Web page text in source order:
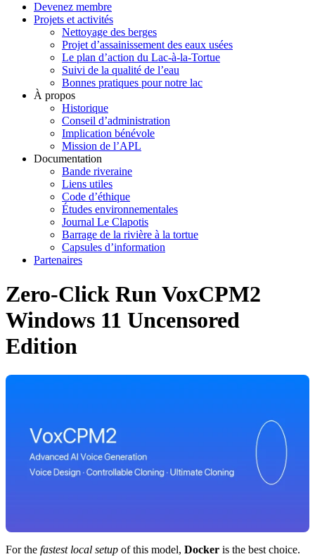
Devenez membre
Projets et activités
Nettoyage des berges
Projet d’assainissement des eaux usées
Le plan d’action du Lac-à-la-Tortue
Suivi de la qualité de l’eau
Bonnes pratiques pour notre lac
À propos
Historique
Conseil d’administration
Implication bénévole
Mission de l’APL
Documentation
Bande riveraine
Liens utiles
Code d’éthique
Études environnementales
Journal Le Clapotis
Barrage de la rivière à la tortue
Capsules d’information
Partenaires
Zero-Click Run VoxCPM2
Windows 11 Uncensored
Edition
For the fastest local setup of this model, Docker is the best choice.